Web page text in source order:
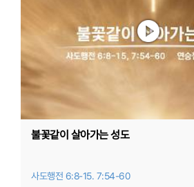
불꽃같이 살아가는 성도
사도행전 6:8-15. 7:54-60